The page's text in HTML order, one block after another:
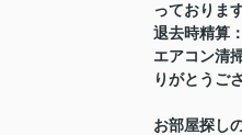
っております
退去時精算
エアコン清
りがとうご
お部屋探し